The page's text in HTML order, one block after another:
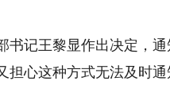
记王黎显作出决定，通
担心这种方式无法及时通